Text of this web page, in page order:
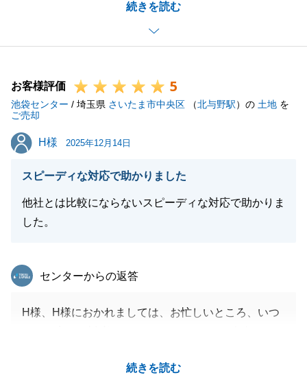
続きを読む
毎度、弊社をご贔屓くださり、感謝してもし切れませ
長期的な売却となりましたが、売主様であるO様から
て頂きましたことに感謝申し上げます。
ご売却活動のご依頼を頂いたもう１件のマンションも
精一杯お客様へのご紹介をさせていただきます。
今後ともどうぞ宜しくお願い申し上げます。
閉じる
お客様評価 5
池袋センター / 埼玉県 さいたま市中央区 （北与野駅）の 土地 を
ご売却
H様
H様 2025年12月14日
スピーディな対応で助かりました
他社とは比較にならないスピーディな対応で助かりま
した。
続きを読む
東急リバブル
センターからの返答
H様、H様におかれましては、お忙しいところ、いつ
また、お引渡し前後におけるご近所様へのご対応に関